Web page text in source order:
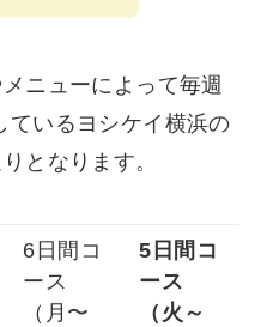
ニューによって毎週
ているヨシケイ横浜の
となります。
6日間コ
ース
（月〜
5日間コ
ース
（火～